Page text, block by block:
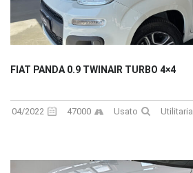
FIAT PANDA 0.9 TWINAIR TURBO 4×4
04/2022 47000 Usato Utilitaria